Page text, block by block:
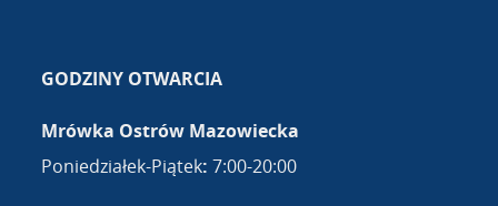
GODZINY OTWARCIA
Mrówka Ostrów Mazowiecka
Poniedziałek-Piątek: 7:00-20:00